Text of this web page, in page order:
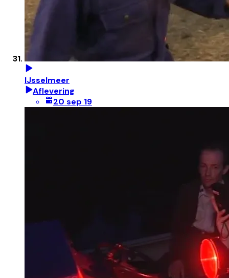
IJsselmeer
Aflevering
20 sep 19